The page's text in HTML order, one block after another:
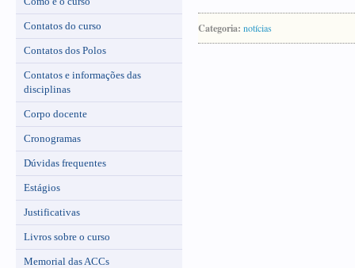
Contatos do curso
Contatos dos Polos
Contatos e informações das
disciplinas
Corpo docente
Cronogramas
Dúvidas frequentes
Estágios
Justificativas
Livros sobre o curso
Memorial das ACCs
Categoria: notícias